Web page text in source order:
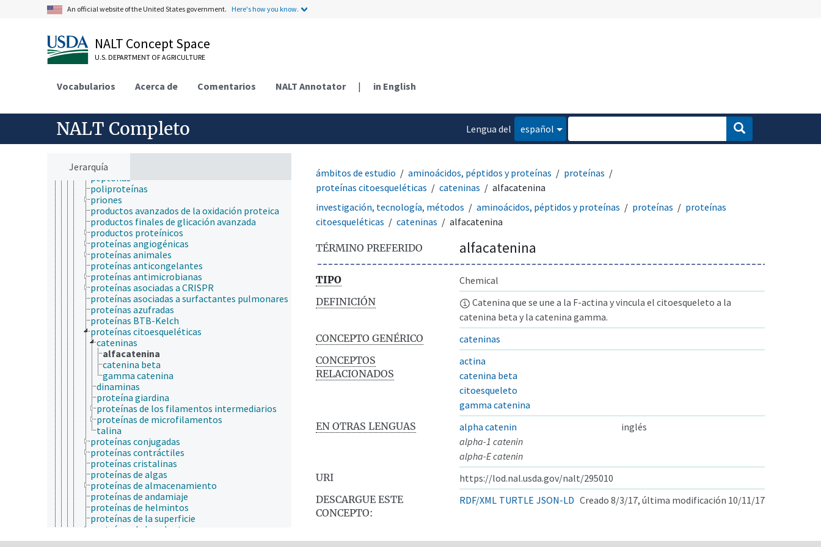
An official website of the United States government. Here's how you know.
NALT Concept Space
U.S. DEPARTMENT OF AGRICULTURE
Vocabularios Acerca de Comentarios NALT Annotator | in English
NALT Completo
Lengua del
español
Jerarquía
agregados de proteína
complejos multiproteicos
corona de proteínas
factores de transcripción
fosfoproteínas
gelatina
hemoproteínas
kinesin
nucleoproteínas
peptonas
poliproteínas
priones
productos avanzados de la oxidación proteica
productos finales de glicación avanzada
productos proteínicos
proteínas angiogénicas
proteínas animales
proteínas anticongelantes
proteínas antimicrobianas
proteínas asociadas a CRISPR
proteínas asociadas a surfactantes pulmonares
proteínas azufradas
proteínas BTB-Kelch
proteínas citoesqueléticas
cateninas
alfacatenina
catenina beta
gamma catenina
dinaminas
proteína giardina
proteínas de los filamentos intermediarios
proteínas de microfilamentos
talina
proteínas conjugadas
proteínas contráctiles
proteínas cristalinas
proteínas de algas
proteínas de almacenamiento
proteínas de andamiaje
proteínas de helmintos
proteínas de la superficie
proteínas de las plantas
proteínas de membrana
ámbitos de estudio aminoácidos, péptidos y proteínas
proteínas
proteínas citoesqueléticas
cateninas
alfacatenina
investigación, tecnología, métodos
aminoácidos, péptidos y proteínas proteínas
proteínas
citoesqueléticas
cateninas alfacatenina
TÉRMINO PREFERIDO alfacatenina
TIPO
Chemical
DEFINICIÓN
Catenina que se une a la F-actina y vincula el citoesqueleto a la
catenina beta y la catenina gamma.
CONCEPTO GENÉRICO
cateninas
CONCEPTOS
RELACIONADOS
actina
catenina beta
citoesqueleto
gamma catenina
EN OTRAS LENGUAS
alpha catenin
inglés
alpha-1 catenin
alpha-E catenin
URI
https://lod.nal.usda.gov/nalt/295010
DESCARGUE ESTE
CONCEPTO:
RDF/XML TURTLE JSON-LD Creado 8/3/17, última modificación 10/11/17